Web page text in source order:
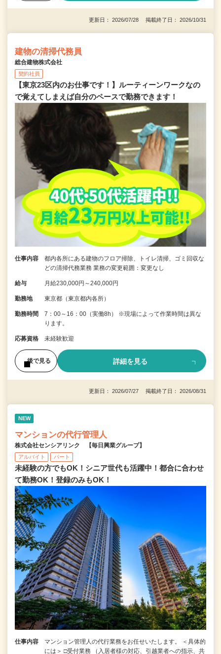
更新日： 2026/07/28 掲載終了日： 2026/10/31
建物の清掃代務員
総合建物株式会社
契約社員
【東京23区内のお仕事です！】ルーティーンワークなの
で覚えてしまえば自分のペースで勤務できます！
仕事内容
都内各所にある建物のフロア掃除、トイレ清掃、ゴミ回収な
どの清掃代務業務 業務の変更範囲：変更なし
給与 月給230,000円～240,000円
勤務地 東京都（東京都内各所）
勤務時間
7：00～16：00（実働8h） ※現場によって作業時間は異な
ります。
応募資格 未経験歓迎
後で見る 詳細を見る
更新日： 2026/07/27 掲載終了日： 2026/08/31
NEW
マンションの代行管理人
株式会社センシアリンク 【毎日興業グループ】
アルバイト パート
未経験の方でもOK！シニア世代も活躍中！都合に合わせ
て勤務OK！登録のみもOK！
仕事内容
マンション管理人の代行業務をお任せいたします。 ＜具体的
には＞ □受付業務 （入居者様の対応、引越業者への指示、共